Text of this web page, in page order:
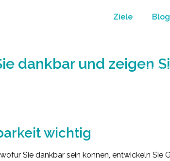
Ziele Blog
dankbar und zeigenHome /
wichtig
Sie dankbar sein können, entwickeln Sie